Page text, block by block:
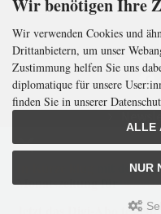
mit der
Monatszeitungfür
LMd © 2026 | Template ©
Wir benötigen Ihre
Wir verwenden Cookies und
Drittanbietern, um unser
Zustimmung helfen Sie uns
diplomatique für unsere
finden Sie in unserer
ALLE
NUR